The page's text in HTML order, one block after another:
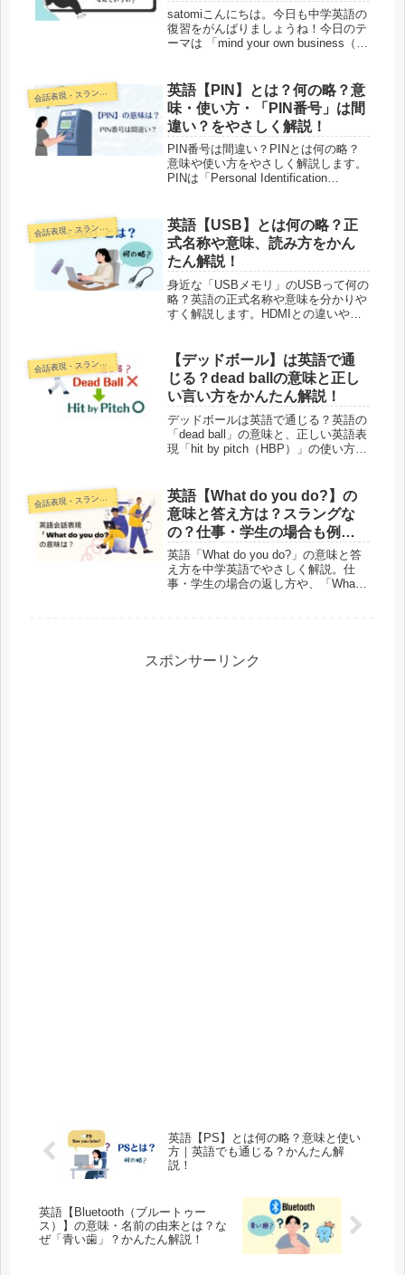
る？MYOB・NOYBも解説
satomiこんにちは。今日も中学英語の
復習をがんばりましょうね！今日のテ
ーマは 「mind your own business（マ
のことを気にしろ」ですが、「大きな
お...
会話表現・スラング・ことわざ
英語【PIN】とは？何の略？意
味・使い方・「PIN番号」は間
違い？をやさしく解説！
PIN番号は間違い？PINとは何の略？
意味や使い方をやさしく解説します。
PINは「Personal Identification
つきで紹介します。
会話表現・スラング・ことわざ
英語【USB】とは何の略？正
式名称や意味、読み方をかん
たん解説！
身近な「USBメモリ」のUSBって何の
略？英語の正式名称や意味を分かりや
すく解説します。HDMIとの違いや、
したい大人必見の内容です。
会話表現・スラング・ことわざ
【デッドボール】は英語で通
じる？dead ballの意味と正し
い言い方をかんたん解説！
デッドボールは英語で通じる？英語の
「dead ball」の意味と、正しい英語表
現「hit by pitch（HBP）」の使い方を
会話表現・スラング・ことわざ
英語【What do you do?】の
意味と答え方は？スラングな
の？仕事・学生の場合も例文
で解説！
英語「What do you do?」の意味と答
え方を中学英語でやさしく解説。仕
事・学生の場合の返し方や、「What
スポンサーリンク
英語【PS】とは何の略？意味と使い
方｜英語でも通じる？かんたん解
説！
英語【Bluetooth（ブルートゥー
ス）】の意味・名前の由来とは？な
ぜ「青い歯」？かんたん解説！